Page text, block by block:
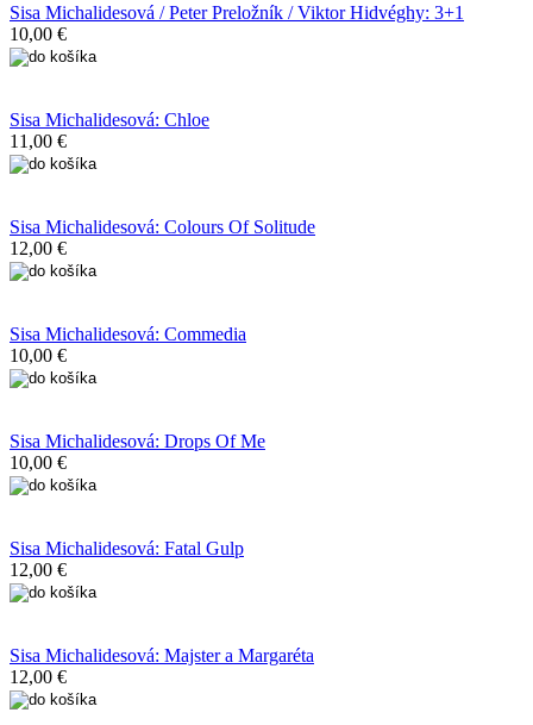
Sisa Michalidesová / Peter Preložník / Viktor Hidvéghy: 3+1
10,00 €
Sisa Michalidesová: Chloe
11,00 €
Sisa Michalidesová: Colours Of Solitude
12,00 €
Sisa Michalidesová: Commedia
10,00 €
Sisa Michalidesová: Drops Of Me
10,00 €
Sisa Michalidesová: Fatal Gulp
12,00 €
Sisa Michalidesová: Majster a Margaréta
12,00 €